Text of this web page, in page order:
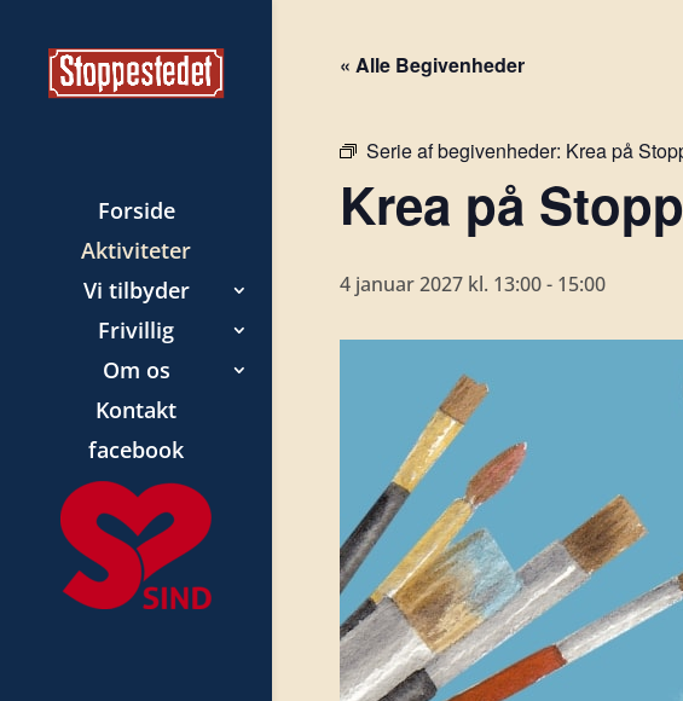
Forside
Aktiviteter
Vi tilbyder
Frivillig
Om os
Kontakt
facebook
« Alle Begivenheder
Serie af begivenheder: Krea på
Krea på
4 januar 2027 kl. 13:00- 15:00